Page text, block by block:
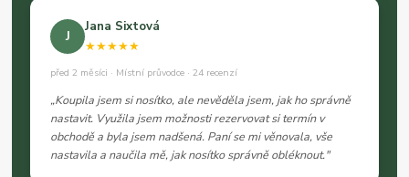
J
Jana Sixtová
★★★★★
před 2 měsíci · Místní průvodce · 24 recenzí
„Koupila jsem si nosítko, ale nevěděla jsem, jak ho správně
nastavit. Využila jsem možnosti rezervovat si termín v
obchodě a byla jsem nadšená. Paní se mi věnovala, vše
nastavila a naučila mě, jak nosítko správně obléknout."